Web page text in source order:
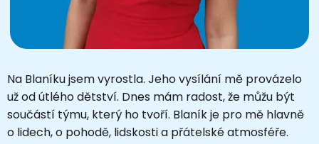
Na Blaníku jsem vyrostla. Jeho vysílání mě provázelo
už od útlého dětství. Dnes mám radost, že můžu být
součástí týmu, který ho tvoří. Blaník je pro mě hlavně
o lidech, o pohodě, lidskosti a přátelské atmosféře.